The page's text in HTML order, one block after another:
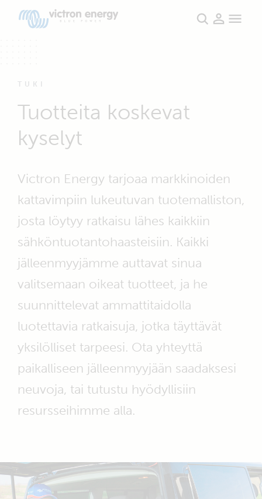
TUKI
Tuotteita koskevat
kyselyt
Victron Energy tarjoaa markkinoiden
kattavimpiin lukeutuvan tuotemalliston,
josta löytyy ratkaisu lähes kaikkiin
sähköntuotantohaasteisiin. Kaikki
jälleenmyyjämme auttavat sinua
valitsemaan oikeat tuotteet, ja he
suunnittelevat ammattitaidolla
luotettavia ratkaisuja, jotka täyttävät
yksilölliset tarpeesi. Ota yhteyttä
paikalliseen jälleenmyyjään saadaksesi
neuvoja, tai tutustu hyödyllisiin
resursseihimme alla.